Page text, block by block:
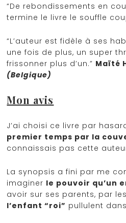
“De rebondissements en
termine le livre le souffle
“L’auteur est fidèle à ses
une fois de plus, un super
frissonner plus d’un.” Maïté
(Belgique)
Mon avis
J’ai choisi ce livre par
premier temps par la
connaissais pas cette
La synopsis a fini par me
imaginer le pouvoir qu’un
avoir sur ses parents, par
l’enfant “roi” pullulent